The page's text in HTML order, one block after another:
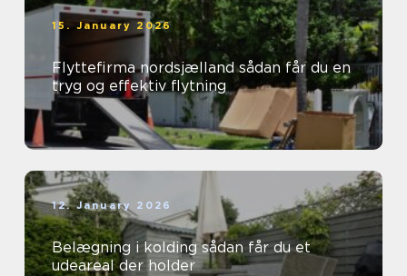
15. January 2026
Flyttefirma nordsjælland sådan får du en
tryg og effektiv flytning
12. January 2026
Belægning i kolding sådan får du et
udeareal der holder